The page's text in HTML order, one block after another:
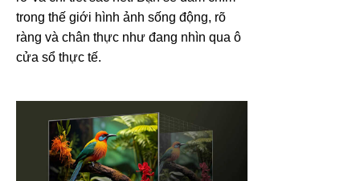
trong thế giới hình ảnh sống động, rõ
ràng và chân thực như đang nhìn qua ô
cửa sổ thực tế.